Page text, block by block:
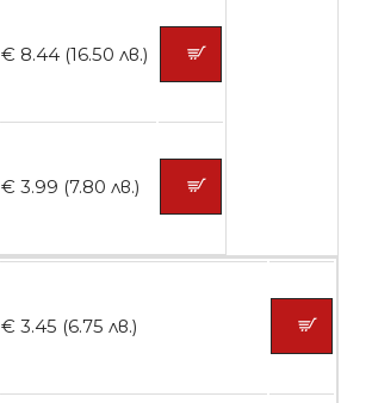
Контейнери за сваляне на гел лак 5
броя
€ 8.44 (16.50 лв.)
€ 3.99 (7.80 лв.)
€ 3.45 (6.75 лв.)